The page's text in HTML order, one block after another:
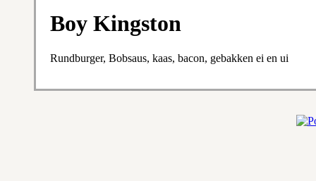
Boy Kingston
Rundburger, Bobsaus, kaas, bacon, gebakken ei en ui